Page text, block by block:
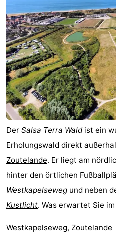
Der Salsa Terra Waldist ein
Erholungswald direkt
Zoutelande. Er liegt am
hinter den örtlichen
Westkapelseweg und neben
Kustlicht. Was erwartet Sie im
Westkapelseweg, Zoutelande